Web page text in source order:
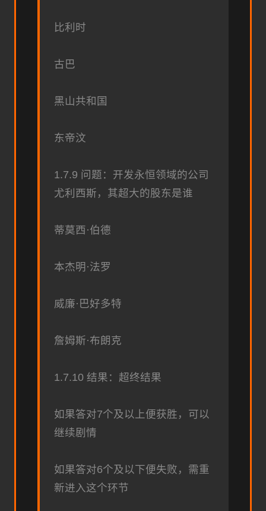
比利时
古巴
黑山共和国
东帝汶
1.7.9 问题：开发永恒领域的公司
尤利西斯，其超大的股东是谁
蒂莫西·伯德
本杰明·法罗
威廉·巴好多特
詹姆斯·布朗克
1.7.10 结果：超终结果
如果答对7个及以上便获胜，可以
继续剧情
如果答对6个及以下便失败，需重
新进入这个环节